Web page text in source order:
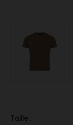
Taille :